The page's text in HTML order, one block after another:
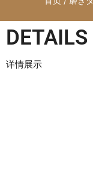
详情展示